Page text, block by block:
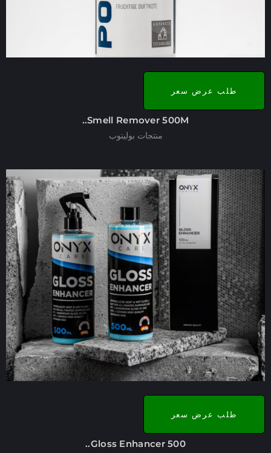
طلب عرض سعر
Smell Remover 500M..
منتجات بوليتوب
طلب عرض سعر
Gloss Enhancer 500..